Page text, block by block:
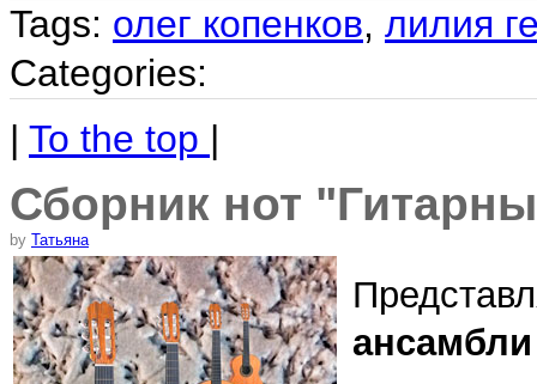
Tags: олег копенков, лилия
Categories:
| To the top |
Сборник нот
by Татьяна